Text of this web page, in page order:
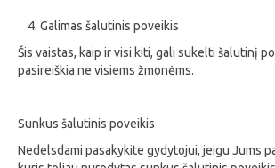
Galimas šalutinis poveikis
Šis vaistas, kaip ir visi kiti, gali sukelti šalutinį
pasireiškia ne visiems žmonėms.
Sunkus šalutinis poveikis
Nedelsdami pasakykite gydytojui, jeigu Jums